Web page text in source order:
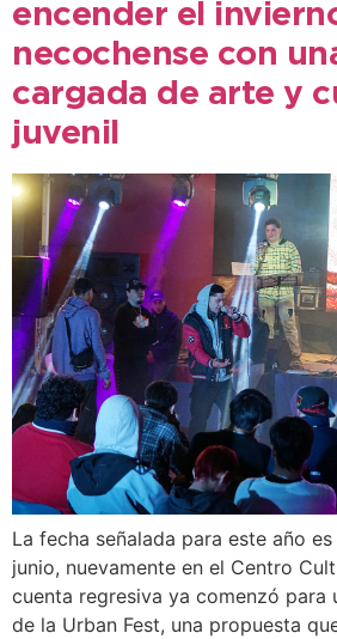
encender el
necochense con
cargada de arte y
juvenil
La fecha señalada para este año
junio, nuevamente en el Centro
cuenta regresiva ya comenzó para
de la Urban Fest, una propuesta